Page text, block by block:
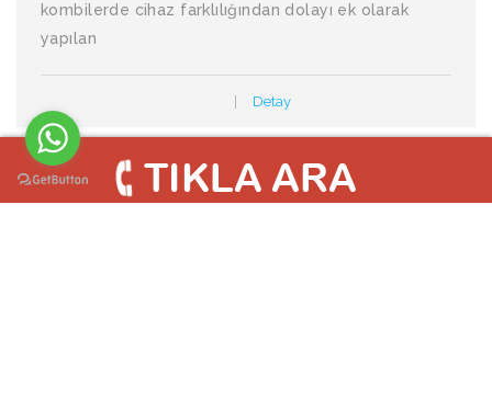
kombilerde cihaz farklılığından dolayı ek olarak
yapılan
Detay
1